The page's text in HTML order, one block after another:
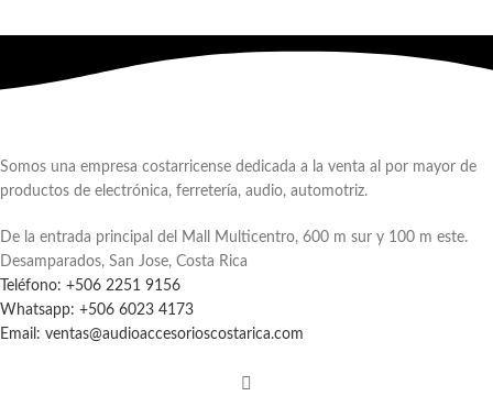
Somos una empresa costarricense dedicada a la venta al por mayor de
productos de electrónica, ferretería, audio, automotriz.
De la entrada principal del Mall Multicentro, 600 m sur y 100 m este.
Desamparados, San Jose, Costa Rica
Teléfono: +506 2251 9156
Whatsapp: +506 6023 4173
Email: ventas@audioaccesorioscostarica.com